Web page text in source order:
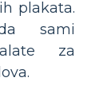
plakata.
sami
za